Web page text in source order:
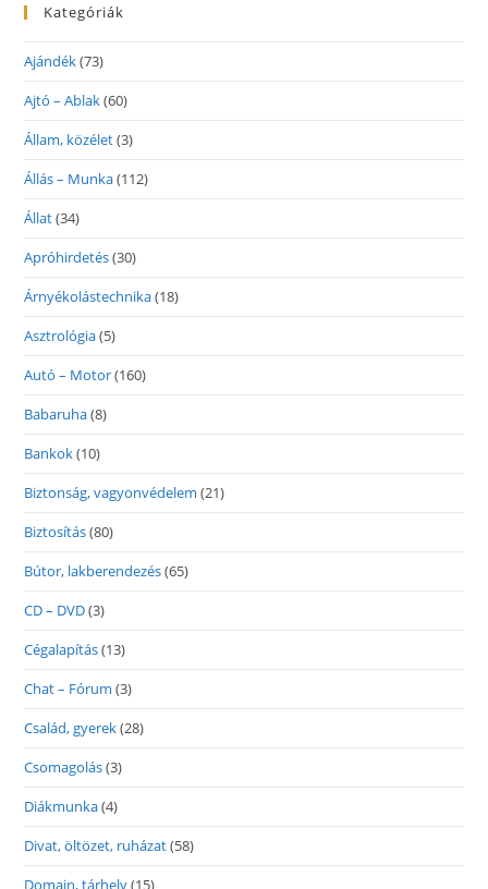
Kategóriák
Ajándék(73)
Ajtó – Ablak(60)
Állam, közélet(3)
Állás – Munka(112)
Állat(34)
Apróhirdetés(30)
Árnyékolástechnika(18)
Asztrológia(5)
Autó – Motor(160)
Babaruha(8)
Bankok(10)
Biztonság, vagyonvédelem (21)
Biztosítás(80)
Bútor, lakberendezés(65)
CD – DVD(3)
Cégalapítás(13)
Chat – Fórum (3)
Család, gyerek(28)
Csomagolás(3)
Diákmunka(4)
Divat, öltözet, ruházat(58)
Domain, tárhely(15)